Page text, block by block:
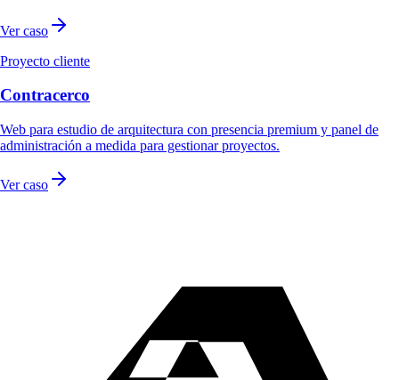
Ver caso
Proyecto cliente
Contracerco
Web para estudio de arquitectura con presencia premium y panel de
administración a medida para gestionar proyectos.
Ver caso